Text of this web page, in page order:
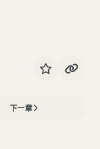
下一章